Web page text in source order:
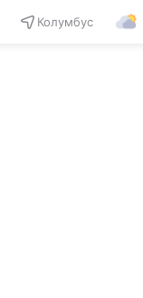
Колумбус